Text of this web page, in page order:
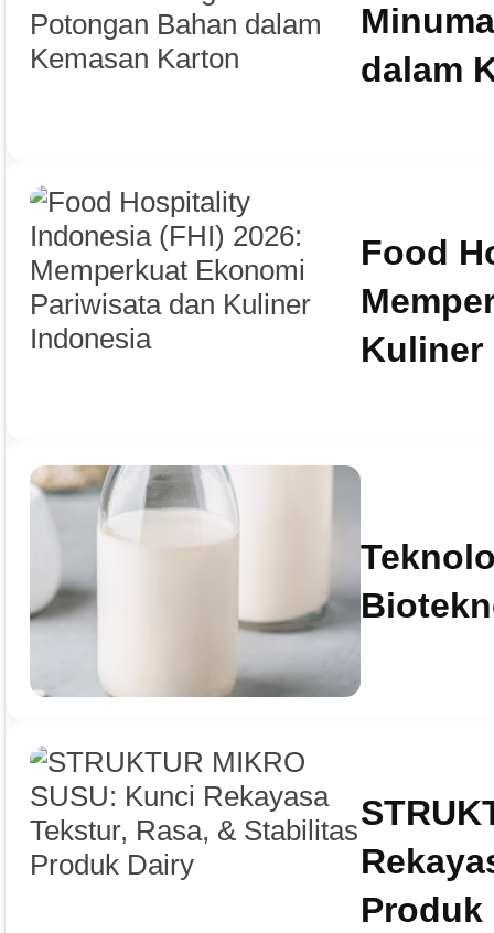
dalam
Food
Kuliner
Produk